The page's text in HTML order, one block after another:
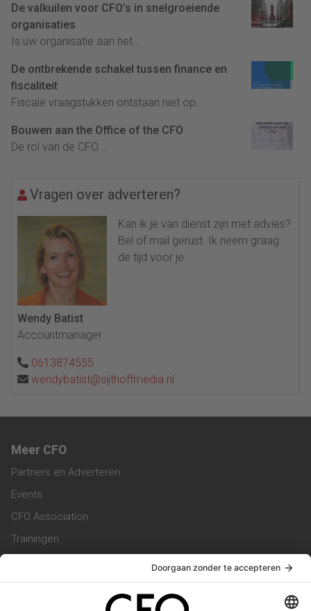
De valkuilen voor CFO’s in snelgroeiende
organisaties
Is uw organisatie aan het...
De ontbrekende schakel tussen finance en
fiscaliteit
Fiscale vraagstukken ontstaan niet op...
Bouwen aan the Office of the CFO
De rol van de CFO...
Vragen over adverteren?
Kan ik je van dienst zijn met advies?
Bel of mail gerust. Ik neem graag
de tijd voor je.
Wendy Batist
Accountmanager
0613874555
wendybatist@sijthoffmedia.nl
Meer CFO
Partners en Adverteren
Events
CFO Association
Trainingen
Vacatures
Service & Contact